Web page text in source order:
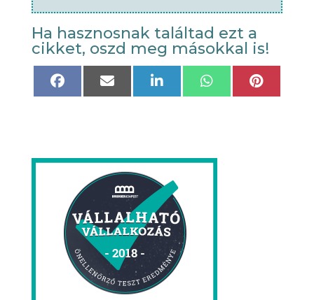
Ha hasznosnak találtad ezt a
cikket, oszd meg másokkal is!
Share
Share
Share
Share
Share